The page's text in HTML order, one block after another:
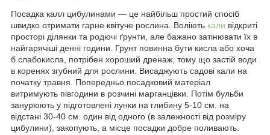
Посадка калл цибулинами — це найбільш простий спосіб
швидко отримати гарне квітуче рослина. Воліють кали відкриті
просторі ділянки та родючі ґрунти, але бажано затінювати їх в
найгарячіші денні години. Грунт повинна бути кисла або хоча
б слабокисла, потрібен хороший дренаж, тому що застій води
в коренях згубний для рослини. Висаджують садові кали на
початку травня. Попередньо посадковий матеріал
витримують півгодини в розчині марганцівки. Потім бульби
занурюють у підготовлені лунки на глибину 5-10 см. на
відстані 30-40 см. один від одного (в залежності від розміру
цибулини), закопують, а місце посадки добре поливають.